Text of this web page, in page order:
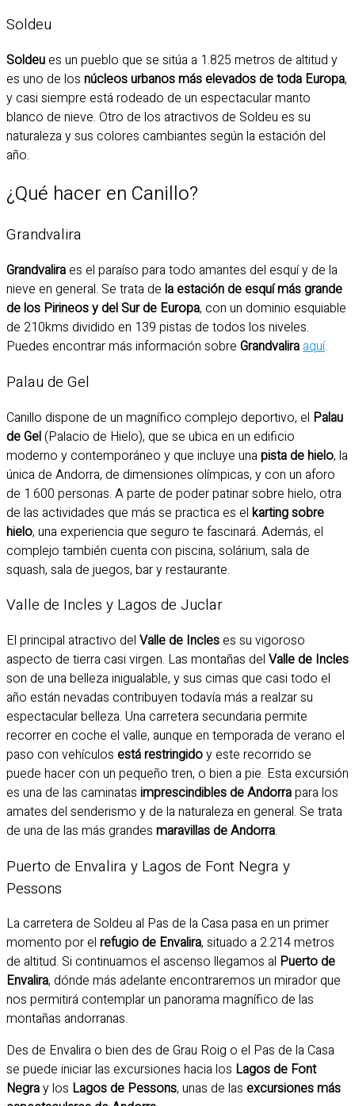
Soldeu
Soldeues un pueblo que se sitúa a 1.825 metros de altitud y
es uno de los núcleos urbanos más elevados de toda Europa,
y casi siempre está rodeado de un espectacular manto
blanco de nieve. Otro de los atractivos de Soldeu es su
naturaleza y sus colores cambiantes según la estación del
año.
¿Qué hacer en Canillo?
Grandvalira
Grandvaliraes el paraíso para todo amantes del esquí y de la
nieve en general. Se trata de la estación de esquí más grande
de los Pirineos y del Sur de Europa, con un dominio esquiable
de 210kms dividido en 139 pistas de todos los niveles.
Puedes encontrar más información sobre Grandvaliraaquí.
Palau de Gel
Canillo dispone de un magnífico complejo deportivo, el Palau
de Gel(Palacio de Hielo), que se ubica en un edificio
moderno y contemporáneo y que incluye unapista de hielo, la
única de Andorra, de dimensiones olímpicas, y con un aforo
de 1.600 personas. A parte de poder patinar sobre hielo, otra
de las actividades que más se practica es el karting sobre
hielo, una experiencia que seguro te fascinará. Además, el
complejo también cuenta con piscina, solárium, sala de
squash, sala de juegos, bar y restaurante.
Valle de Incles y Lagos de Juclar
El principal atractivo del Valle de Incleses su vigoroso
aspecto de tierra casi virgen. Las montañas del Valle de Incles
son de una belleza inigualable, y sus cimas que casi todo el
año están nevadas contribuyen todavía más a realzar su
espectacular belleza. Una carretera secundaria permite
recorrer en coche el valle, aunque en temporada de verano el
paso con vehículos está restringidoy este recorrido se
puede hacer con un pequeño tren, o bien a pie. Esta excursión
es una de las caminatas imprescindibles de Andorrapara los
amates del senderismo y de la naturaleza en general. Se trata
de una de las más grandes maravillas de Andorra.
Puerto de Envalira y Lagos de Font Negra y
Pessons
La carretera de Soldeu al Pas de la Casa pasa en un primer
momento por el refugio de Envalira, situado a 2.214 metros
de altitud. Si continuamos el ascenso llegamos al Puerto de
Envalira, dónde más adelante encontraremos un mirador que
nos permitirá contemplar un panorama magnífico de las
montañas andorranas.
Des de Envalira o bien des de Grau Roig o el Pas de la Casa
se puede iniciar las excursiones hacia los Lagos de Font
Negray los Lagos de Pessons, unas de las excursiones más